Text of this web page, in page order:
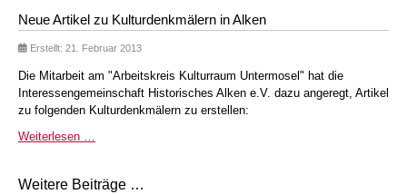
Neue Artikel zu Kulturdenkmälern in Alken
Erstellt: 21. Februar 2013
Die Mitarbeit am "Arbeitskreis Kulturraum Untermosel" hat die
Interessengemeinschaft Historisches Alken e.V. dazu angeregt, Artikel
zu folgenden Kulturdenkmälern zu erstellen:
Weiterlesen …
Weitere Beiträge …